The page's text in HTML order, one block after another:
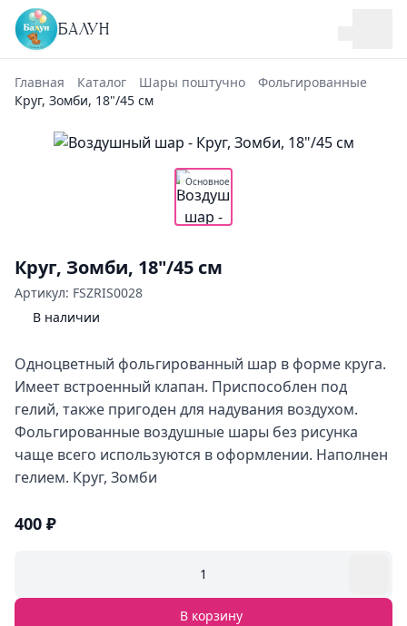
БАЛУН
Главная Каталог Шары поштучно
Фольгированные
Круг, Зомби, 18"/45 см
Основное
Круг, Зомби, 18"/45 см
Артикул: FSZRIS0028
В наличии
Одноцветный фольгированный шар в форме круга.
Имеет встроенный клапан. Приспособлен под
гелий, также пригоден для надувания воздухом.
Фольгированные воздушные шары без рисунка
чаще всего используются в оформлении. Наполнен
гелием. Круг, Зомби
400 ₽
1
В корзину